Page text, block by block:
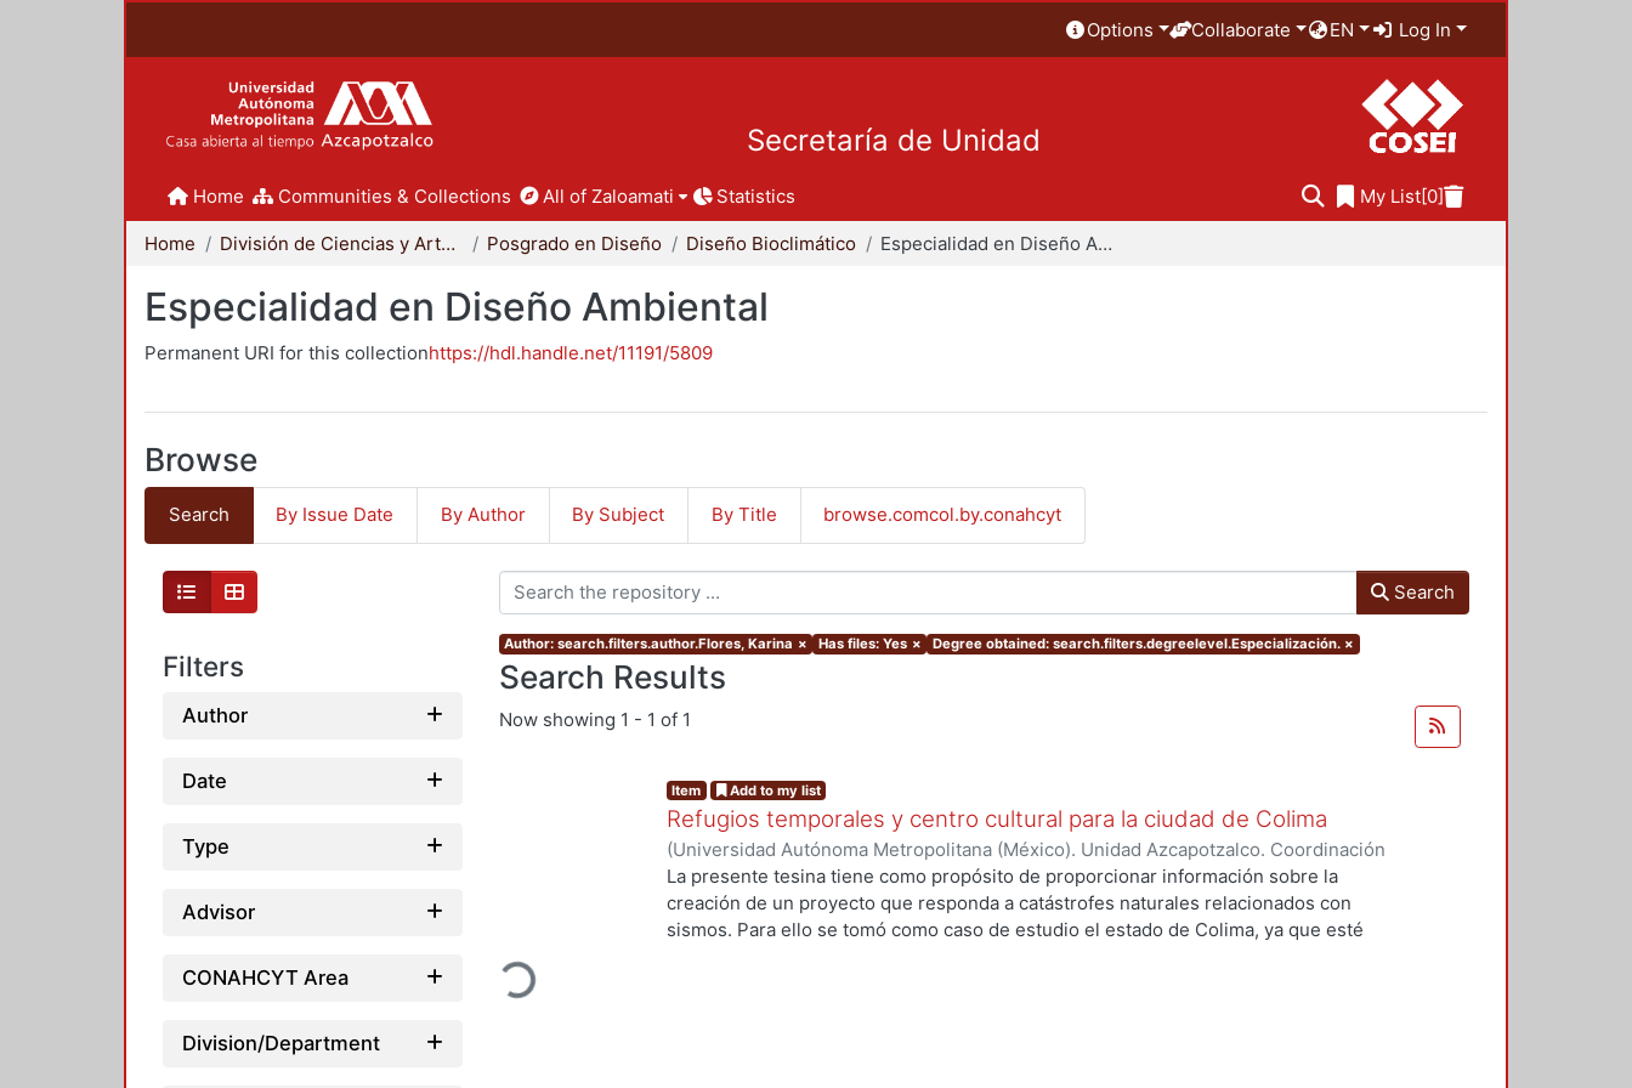
Options Collaborate EN Log In
Secretaría de Unidad
Home Communities & Collections All of Zaloamati Statistics My List[0]
Home División de Ciencias y Artes para el Diseño Posgrado en Diseño Diseño Bioclimático Especialidad en Diseño Ambiental
Especialidad en Diseño Ambiental
Permanent URI for this collectionhttps://hdl.handle.net/11191/5809
Browse
Search By Issue Date By Author By Subject By Title browse.comcol.by.conahcyt
Filters
Author
Date
Type
Advisor
CONAHCYT Area
Division/Department
Search
Author: search.filters.author.Flores, Karina × Has files: Yes × Degree obtained: search.filters.degreelevel.Especialización. ×
Search Results
Now showing 1 - 1 of 1
Loading...
Item Add to my list
Refugios temporales y centro cultural para la ciudad de Colima
(Universidad Autónoma Metropolitana (México). Unidad Azcapotzalco. Coordinación
de Servicios de Información.,2015-09)Corona Farias, Jethzly;Flores, Karina
La presente tesina tiene como propósito de proporcionar información sobre la
creación de un proyecto que responda a catástrofes naturales relacionados con
sismos. Para ello se tomó como caso de estudio el estado de Colima, ya que esté